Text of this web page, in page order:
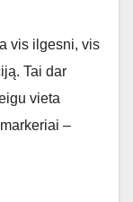
vis ilgesni, vis
Tai dar
vieta
–